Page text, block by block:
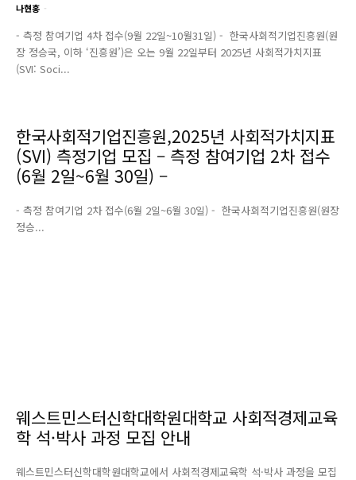
나현홍 -
- 측정 참여기업 4차 접수(9월 22일~10월31일) - 한국사회적기업진흥원(원
장 정승국, 이하 ‘진흥원’)은 오는 9월 22일부터 2025년 사회적가치지표
(SVI: Soci...
한국사회적기업진흥원,2025년 사회적가치지표
(SVI) 측정기업 모집 – 측정 참여기업 2차 접수
(6월 2일~6월 30일) –
- 측정 참여기업 2차 접수(6월 2일~6월 30일) - 한국사회적기업진흥원(원장
정승...
웨스트민스터신학대학원대학교 사회적경제교육
학 석·박사 과정 모집 안내
웨스트민스터신학대학원대학교에서 사회적경제교육학 석·박사 과정을 모집